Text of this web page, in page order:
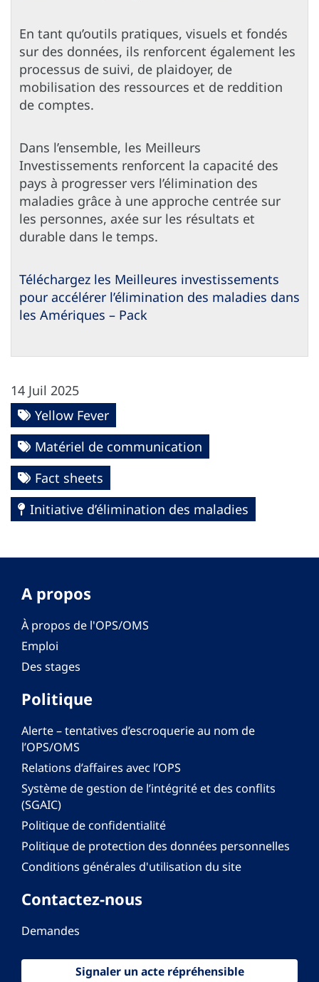
En tant qu’outils pratiques, visuels et fondés
sur des données, ils renforcent également les
processus de suivi, de plaidoyer, de
mobilisation des ressources et de reddition
de comptes.
Dans l’ensemble, les Meilleurs
Investissements renforcent la capacité des
pays à progresser vers l’élimination des
maladies grâce à une approche centrée sur
les personnes, axée sur les résultats et
durable dans le temps.
Téléchargez les Meilleures investissements
pour accélérer l’élimination des maladies dans
les Amériques – Pack
14 Juil 2025
Yellow Fever
Matériel de communication
Fact sheets
Initiative d’élimination des maladies
A propos
À propos de l'OPS/OMS
Emploi
Des stages
Politique
Alerte – tentatives d’escroquerie au nom de
l’OPS/OMS
Relations d’affaires avec l’OPS
Système de gestion de l’intégrité et des conflits
(SGAIC)
Politique de confidentialité
Politique de protection des données personnelles
Conditions générales d'utilisation du site
Contactez-nous
Demandes
Signaler un acte répréhensible